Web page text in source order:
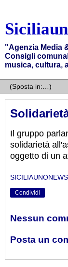
"Agenzia Media
Consigli
musica, cultura,
Il gruppo
solidarietà
oggetto di un
SICILIAUNONEWS
Condividi
Nessun
Posta un